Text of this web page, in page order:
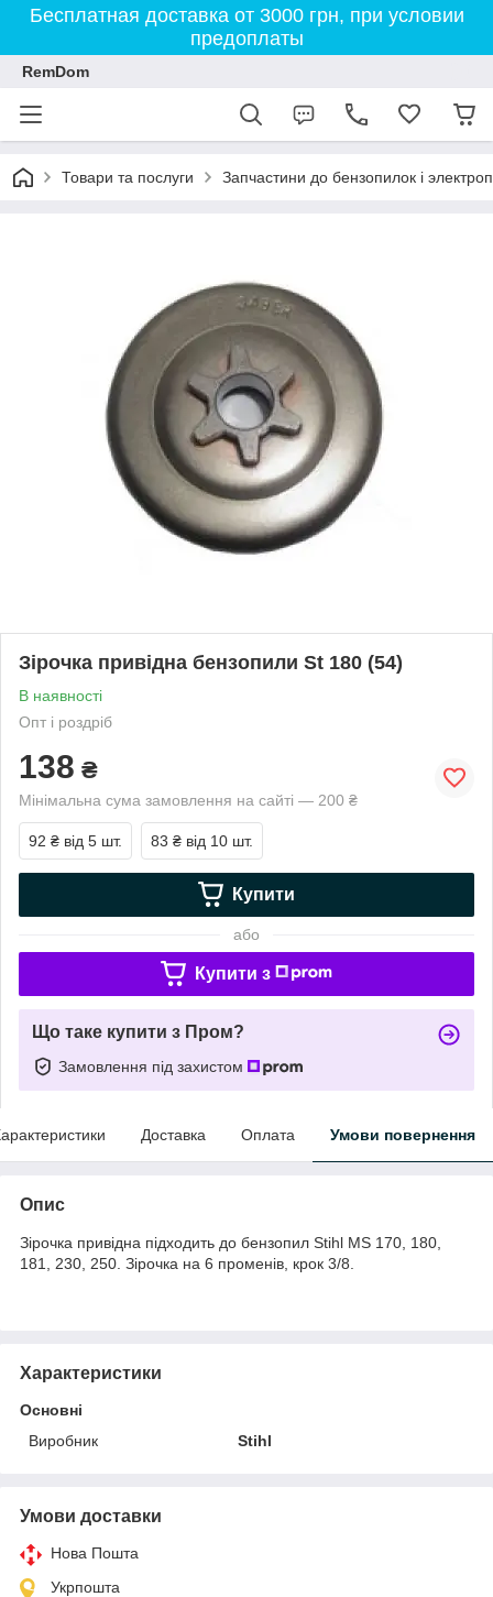
Бесплатная доставка от 3000 грн, при условии
предоплаты
RemDom
Товари та послуги Запчастини до бензопилок і
Зірочка привідна бензопили St 180 (54)
В наявності
Опт і роздріб
138 ₴
Мінімальна сума замовлення на сайті — 200 ₴
92 ₴ від 5 шт. 83 ₴ від 10 шт.
Купити
або
Купити з
Що таке купити з Пром?
Замовлення під захистом
Доставка Оплата Умови повернення
Опис
Зірочка привідна підходить до бензопил Stihl MS 170, 180,
181, 230, 250. Зірочка на 6 променів, крок 3/8.
Характеристики
Основні
Виробник
Stihl
Умови доставки
Нова Пошта
Укрпошта